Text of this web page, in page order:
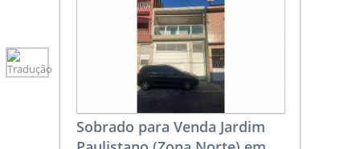
Sobrado para Venda Jardim